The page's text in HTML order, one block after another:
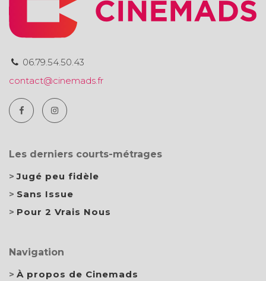
06.79.54.50.43
contact@cinemads.fr
Les derniers courts-métrages
Jugé peu fidèle
Sans Issue
Pour 2 Vrais Nous
Navigation
À propos de Cinemads